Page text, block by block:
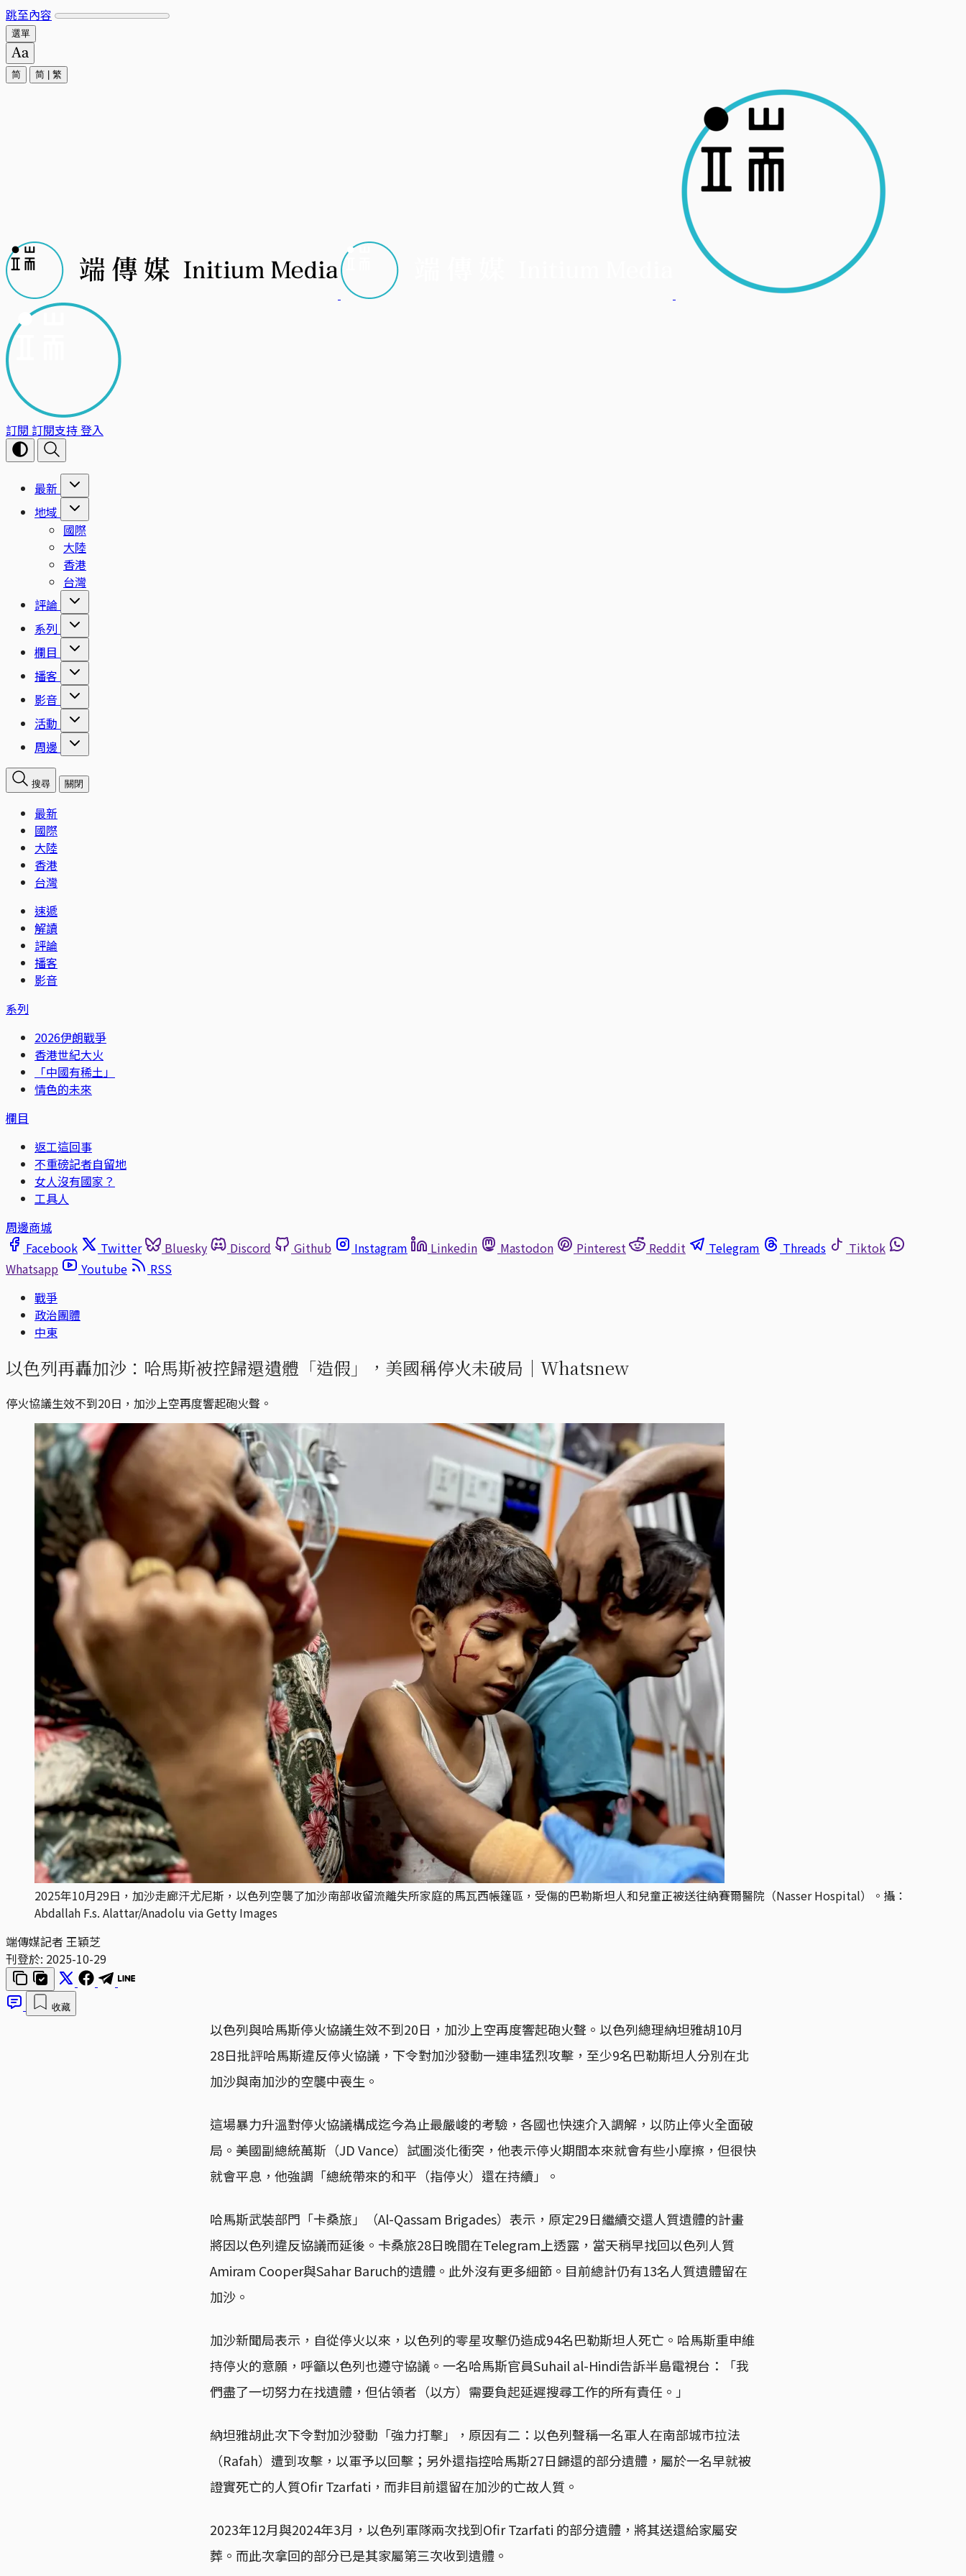
跳至內容
選單
简 简 繁
訂閱 訂閱支持登入
最新
地域
國際
大陸
香港
台灣
評論
系列
欄目
播客
影音
活動
周邊
搜尋 關閉
最新
國際
大陸
香港
台灣
速遞
解讀
評論
播客
影音
系列
2026伊朗戰爭
香港世紀大火
「中國有稀土」
情色的未來
欄目
返工這回事
不重磅記者自留地
女人沒有國家？
工具人
周邊商城
Facebook
Twitter Bluesky Discord Github Instagram Linkedin Mastodon Pinterest Reddit Telegram Threads
Tiktok
Whatsapp
Youtube
RSS
戰爭
政治團體
中東
以色列再轟加沙：哈馬斯被控歸還遺體「造假」，美國稱停火未破局｜Whatsnew
停火協議生效不到20日，加沙上空再度響起砲火聲。
2025年10月29日，加沙走廊汗尤尼斯，以色列空襲了加沙南部收留流離失所家庭的馬瓦西帳篷區，受傷的巴勒斯坦人和兒童正被送往納賽爾醫院（Nasser Hospital）。攝：
Abdallah F.s. Alattar/Anadolu via Getty Images
端傳媒記者 王穎芝
刊登於: 2025-10-29
收藏
以色列與哈馬斯停火協議生效不到20日，加沙上空再度響起砲火聲。以色列總理納坦雅胡10月
28日批評哈馬斯違反停火協議，下令對加沙發動一連串猛烈攻擊，至少9名巴勒斯坦人分別在北
加沙與南加沙的空襲中喪生。
這場暴力升溫對停火協議構成迄今為止最嚴峻的考驗，各國也快速介入調解，以防止停火全面破
局。美國副總統萬斯（JD Vance）試圖淡化衝突，他表示停火期間本來就會有些小摩擦，但很快
就會平息，他強調「總統帶來的和平（指停火）還在持續」。
哈馬斯武裝部門「卡桑旅」（Al-Qassam Brigades）表示，原定29日繼續交還人質遺體的計畫
將因以色列違反協議而延後。卡桑旅28日晚間在Telegram上透露，當天稍早找回以色列人質
Amiram Cooper與Sahar Baruch的遺體。此外沒有更多細節。目前總計仍有13名人質遺體留在
加沙。
加沙新聞局表示，自從停火以來，以色列的零星攻擊仍造成94名巴勒斯坦人死亡。哈馬斯重申維
持停火的意願，呼籲以色列也遵守協議。一名哈馬斯官員Suhail al-Hindi告訴半島電視台：「我
們盡了一切努力在找遺體，但佔領者（以方）需要負起延遲搜尋工作的所有責任。」
納坦雅胡此次下令對加沙發動「強力打擊」，原因有二：以色列聲稱一名軍人在南部城市拉法
（Rafah）遭到攻擊，以軍予以回擊；另外還指控哈馬斯27日歸還的部分遺體，屬於一名早就被
證實死亡的人質Ofir Tzarfati，而非目前還留在加沙的亡故人質。
2023年12月與2024年3月，以色列軍隊兩次找到Ofir Tzarfati 的部分遺體，將其送還給家屬安
葬。而此次拿回的部分已是其家屬第三次收到遺體。